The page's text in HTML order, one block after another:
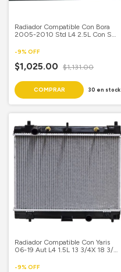
Radiador Compatible Con Bora
2005-2010 Std L4 2.5L Con S
Mecanico Mvp .30
-9% OFF
$1,025.00 $1,131.00
30 en stock
Radiador Compatible Con Yaris
06-19 Aut L4 1.5L 13 3/4X 18 3/4
-9% OFF